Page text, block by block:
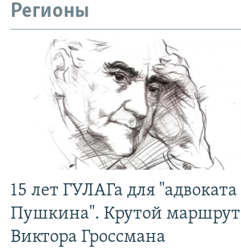
Регионы
15 лет ГУЛАГа для "адвоката
Пушкина". Крутой маршрут
Виктора Гроссмана